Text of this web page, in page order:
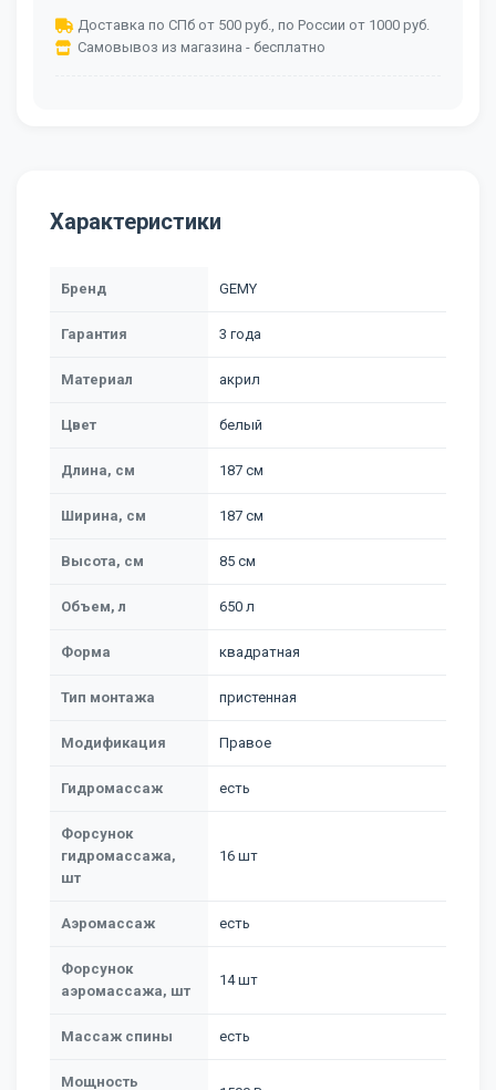
Доставка по СПб от 500 руб., по России от 1000 руб.
Самовывоз из магазина - бесплатно
Характеристики
Бренд GEMY
Гарантия 3 года
Материал акрил
Цвет белый
Длина, см 187 см
Ширина, см 187 см
Высота, см 85 см
Объем, л 650 л
Форма квадратная
Тип монтажа пристенная
Модификация Правое
Гидромассаж есть
Форсунок
гидромассажа,
шт
16 шт
Аэромассаж есть
Форсунок
аэромассажа, шт
14 шт
Массаж спины есть
Мощность